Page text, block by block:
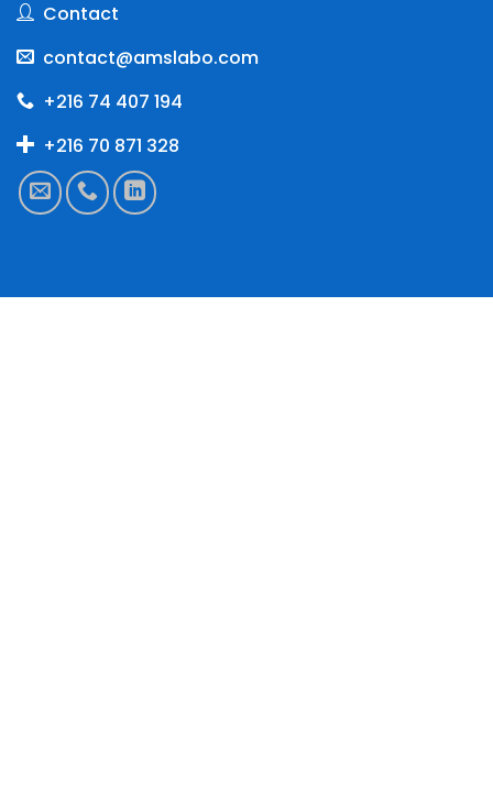
Contact
contact@amslabo.com
+216 74 407 194
+216 70 871 328